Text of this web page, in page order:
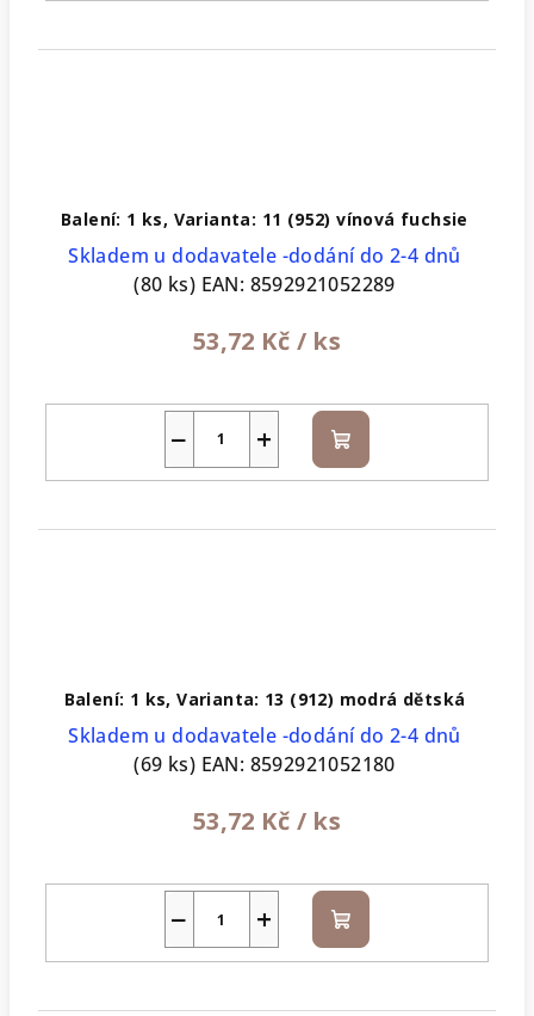
Balení: 1 ks, Varianta: 11 (952) vínová fuchsie
Skladem u dodavatele -dodání do 2-4 dnů
(80 ks) EAN: 8592921052289
53,72 Kč / ks
+
− Do
košíku
Balení: 1 ks, Varianta: 13 (912) modrá dětská
Skladem u dodavatele -dodání do 2-4 dnů
(69 ks) EAN: 8592921052180
53,72 Kč / ks
+
− Do
košíku